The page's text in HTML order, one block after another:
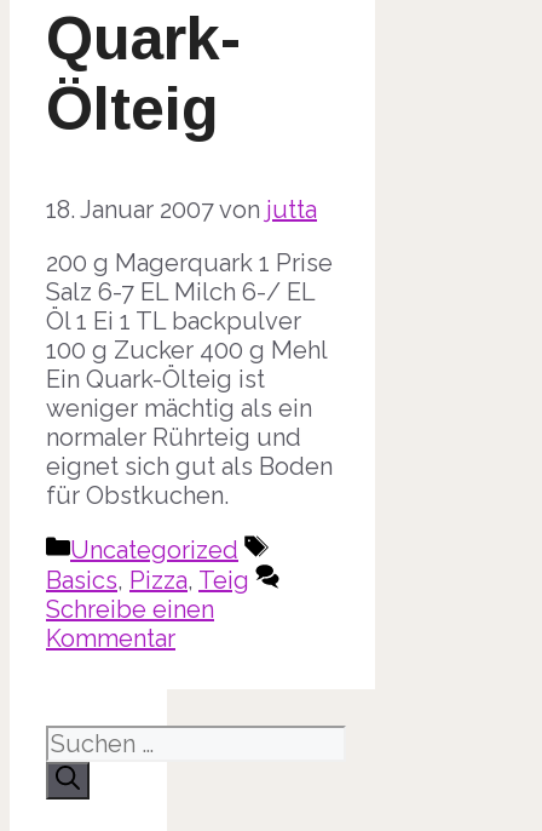
Quark-
Ölteig
18. Januar 2007von jutta
200 g Magerquark 1 Prise
Salz 6-7 EL Milch 6-/ EL
Öl 1 Ei 1 TL backpulver
100 g Zucker 400 g Mehl
Ein Quark-Ölteig ist
weniger mächtig als ein
normaler Rührteig und
eignet sich gut als Boden
für Obstkuchen.
Kategorien
Uncategorized
Schlagwörter
Basics, Pizza, Teig
Schreibe einen
Kommentar
Suche
nach: